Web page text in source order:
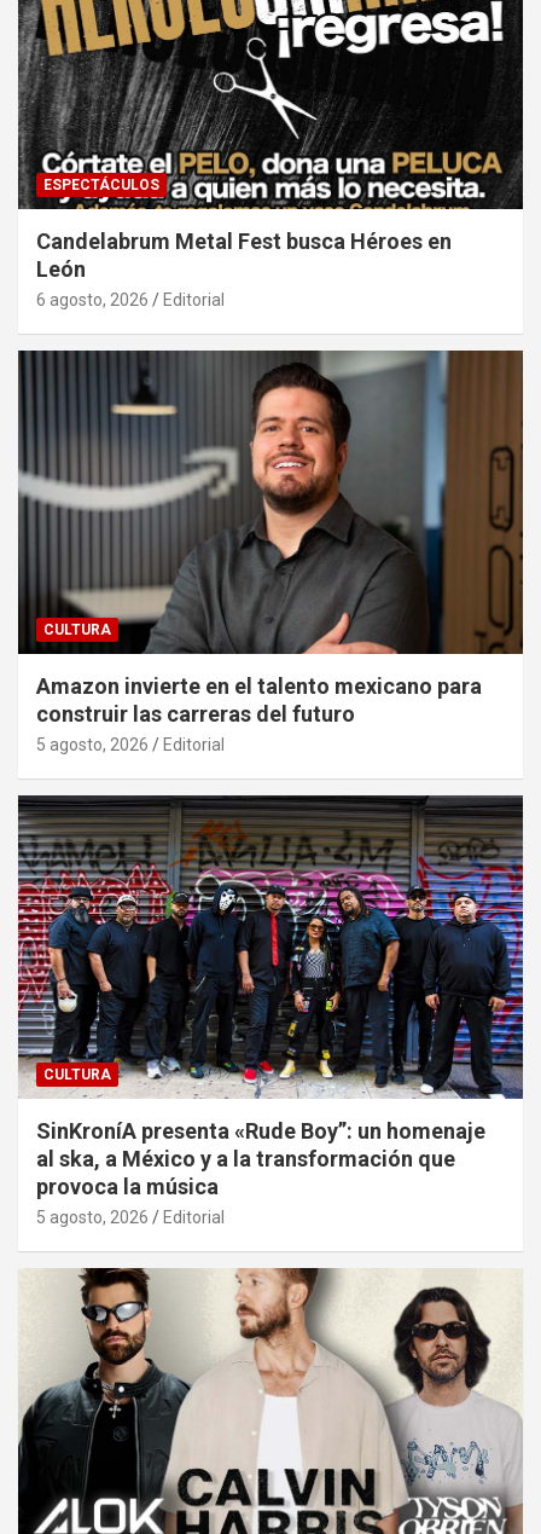
ESPECTÁCULOS
Candelabrum Metal Fest busca Héroes en
León
6 agosto, 2026 Editorial
CULTURA
Amazon invierte en el talento mexicano para
construir las carreras del futuro
5 agosto, 2026 Editorial
CULTURA
SinKroníA presenta «Rude Boy”: un homenaje
al ska, a México y a la transformación que
provoca la música
5 agosto, 2026 Editorial